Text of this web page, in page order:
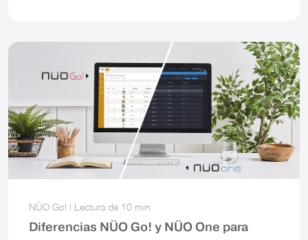
NÜO Go! | Lectura de 10 min
Diferencias NÜO Go! y NÜO One para